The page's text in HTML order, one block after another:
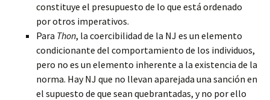
constituye el presupuesto de lo que está ordenado
por otros imperativos.
Para Thon, la coercibilidad de la NJ es un elemento
condicionante del comportamiento de los individuos,
pero no es un elemento inherente a la existencia de la
norma. Hay NJ que no llevan aparejada una sanción en
el supuesto de que sean quebrantadas, y no por ello